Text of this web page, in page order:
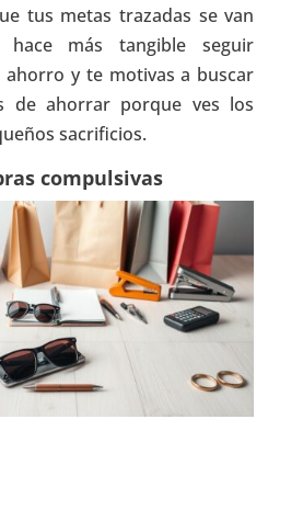
tus metas trazadas se van
hace más tangible seguir
ahorro y te motivas a buscar
de ahorrar porque ves los
sacrificios.
compulsivas